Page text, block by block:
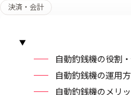
決済・会計
自動釣銭機の役割
自動釣銭機の運用
自動釣銭機のメリ